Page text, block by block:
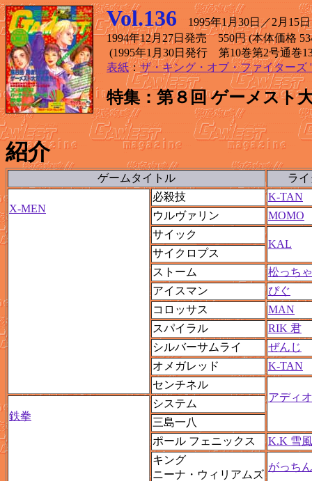
Vol.136 1995年1月30日／2月15
1994年12月27日発売 550円 (本体価格
(1995年1月30日発行 第10巻第2号通巻
表紙：ザ・キング・オブ・ファイターズ
特集：第８回 ゲーメスト
紹介
ゲームタイトル ラ
X-MEN
必殺技
K-TAN
ウルヴァリン
MOMO
サイック
KAL
サイクロプス
ストーム
松っち
アイスマン
ぴぐ
コロッサス
MAN
スパイラル
RIK 君
シルバーサムライ
ぜんじ
オメガレッド
K-TAN
センチネル
アディ
鉄拳
システム
三島一八
ポール フェニックス
K.K 雪風
キング
ニーナ・ウィリアムズ
がっちん